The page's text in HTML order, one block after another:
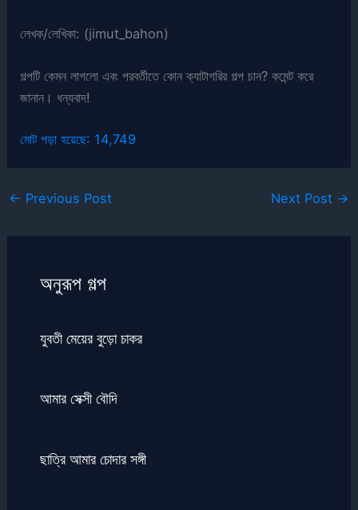
লেখক/লেখিকা: (jimut_bahon)
গল্পটি কেমন লাগলো এবং পরবর্তীতে কোন ক্যাটাগরির গল্প চান? কমেন্ট করে
জানান। ধন্যবাদ!
মোট পড়া হয়েছে: 14,749
← Previous Post Next Post →
অনুরূপ গল্প
যুবতী মেয়ের বুড়ো চাকর
আমার সেক্সী বৌদি
ছাত্রি আমার চোদার সঙ্গী